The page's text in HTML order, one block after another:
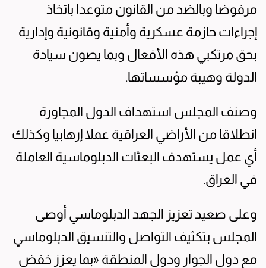
مرفوضا وبالضد من القانون متوعدا باتخاذ
إجراءات حازمة عسكرية وأمنية وقانونية وإدارية
بحق مرتكبي هذه الأفعال وبما يصون سيادة
الدولة وهيبة مؤسساتها.
وصنف المجلس استهداف الدول المجاورة
انطلاقا من الأراضي العراقية عملا إرهابيا وكذلك
أي عمل يستهدف البعثات الدبلوماسية العاملة
في العراق.
وعلى صعيد تعزيز الجهد الدبلوماسي أوصى
المجلس بتكثيف التواصل والتنسيق الدبلوماسي
مع دول الجوار ودول المنطقة «بما يعزز خفض